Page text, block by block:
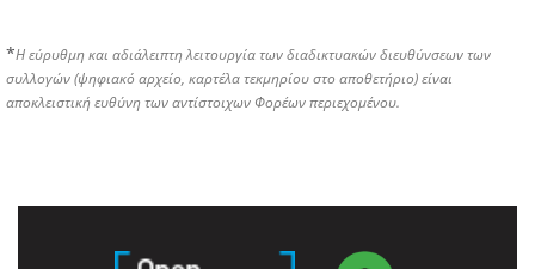
*Η εύρυθμη και αδιάλειπτη λειτουργία των διαδικτυακών διευθύνσεων των
συλλογών (ψηφιακό αρχείο, καρτέλα τεκμηρίου στο αποθετήριο) είναι
αποκλειστική ευθύνη των αντίστοιχων Φορέων περιεχομένου.